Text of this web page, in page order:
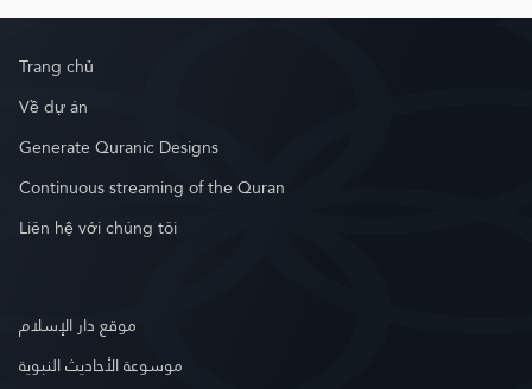
Trang chủ
Về dự án
Generate Quranic Designs
Continuous streaming of the Quran
Liên hệ với chúng tôi
موقع دار الإسلام
موسوعة الأحاديث النبوية